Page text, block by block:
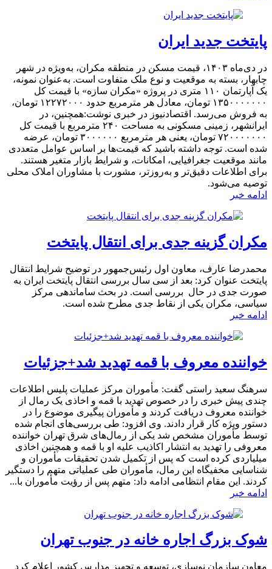
پایتخت جدید ایران
در دی‌ماه ۱۴۰۳، قیمت مسکن در منطقه مکران، به‌ویژه در شهر
چابهار، بسته به موقعیت و نوع ملک متفاوت است. به‌عنوان نمونه،
یک آپارتمان ۱۱۰ متری در پروژه «مکران سازه» با قیمت کل
۱۳۵۰۰۰۰۰۰۰ تومان، معادل هر مترمربع حدود ۱۲۲۷۲۰۰۰ تومان،
به فروش می‌رسد. اقتصادنیوز در خبری نوشت:همچنین، در
ایرانشهر، زمینی مسکونی به مساحت ۲۴۰ مترمربع با قیمت کل
۷۲۰۰۰۰۰۰۰ تومان، یعنی هر مترمربع ۳۰۰۰۰۰۰ تومان، عرضه
شده است. توجه داشته باشید که قیمت‌ها بر اساس عوامل متعددی
مانند موقعیت جغرافیایی، امکانات، و شرایط بازار متغیر هستند.
برای اطلاعات دقیق‌تر و به‌روزتر، مشورت با مشاوران املاک محلی
توصیه می‌شود.
ادامه خبر
مکران گزینه جدی برای انتقال پایتخت
محمدرضا عارف، معاون اول رئیس‌جمهور در توضیح شرایط انتقال
پایتخت عنوان کرد: بعد از سی سال بررسی انتقال پایتخت ایران به
صورت جدی در حال بررسی است. در بحث ساماندهی مرکز
سیاسی، مکران یکی از نقاط جدی مطرح شده است.
ادامه خبر
خواننده معروف با قمه تهدید شد+جزئیات
سرهنگ سعید راستی گفت: مأموران مرکز عملیات پلیس اطلاعات
چندی پیش خبری را در خصوص تهدید با قمه و اخاذی یک رمال از
خواننده معروف دریافت کردند و مأموران پیگیری موضوع را در
دستور ویژه کار قرار دادند. وی افزود: طی بررسی‌های انجام شده
توسط مأموران مشخص شد یکی از رمال‌های شرق تهران خواننده
معروفی را تهدید به انتشار اکاذیب علیه او با قمه و همچنین اخاذی
میلیاردی کرده است که پس از تکمیل شدن تحقیقات مأموران و
شناسایی مخفیگاه این رمال، مأموران طی عملیاتی متهم را دستگیر
کردند. این مقام انتظامی ادامه داد: متهم پس از رؤیت مأموران با...
ادامه خبر
شوک بزرگ اجاره خانه در جنوب تهران
معاون سازمان نوسازی، توسعه و تجهیز مدارس کشور اعلام کرد